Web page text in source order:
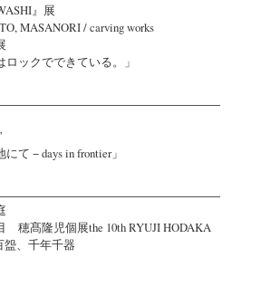
』展
MASANORI / carving works
ックでできている。」
て − days in frontier」
穂髙隆児個展the 10th RYUJI HODAKA
、千年千器